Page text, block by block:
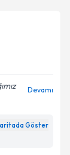
Devamı
Göster